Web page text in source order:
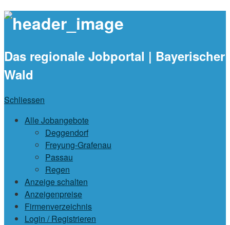
Das regionale Jobportal | Bayerischer
Wald
Schliessen
Alle Jobangebote
Deggendorf
Freyung-Grafenau
Passau
Regen
Anzeige schalten
Anzeigenpreise
Firmenverzeichnis
Login / Registrieren